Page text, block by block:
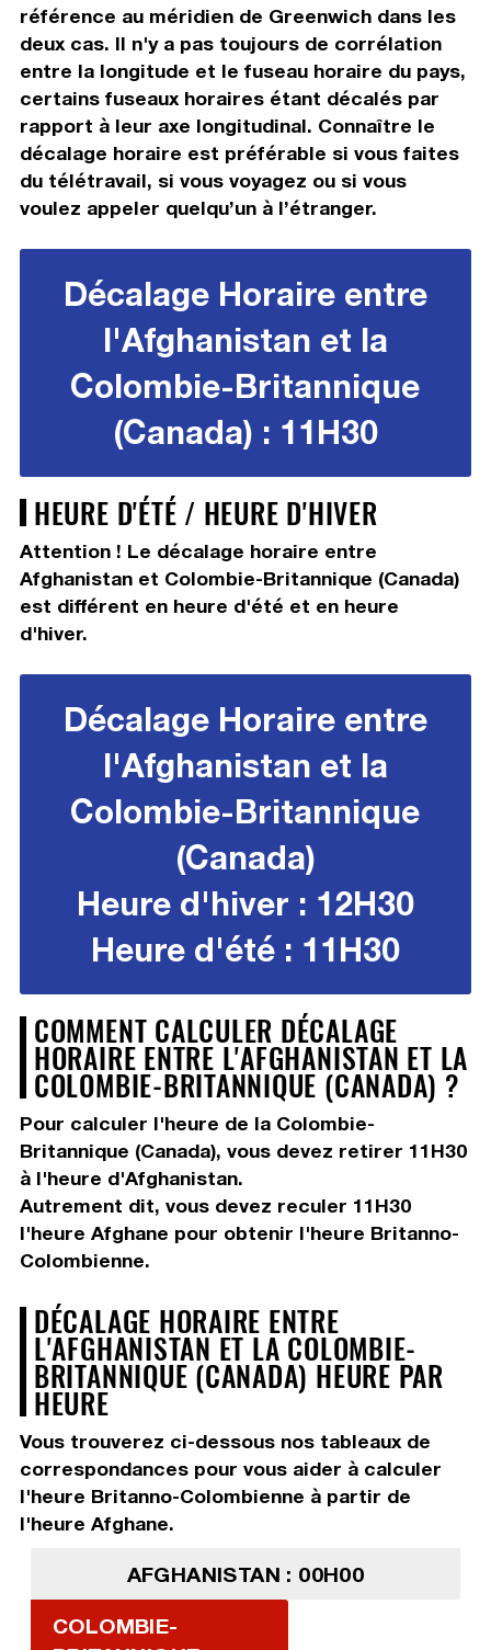
référence au méridien de Greenwich dans les
deux cas. Il n'y a pas toujours de corrélation
entre la longitude et le fuseau horaire du pays,
certains fuseaux horaires étant décalés par
rapport à leur axe longitudinal. Connaître le
décalage horaire est préférable si vous faites
du télétravail, si vous voyagez ou si vous
voulez appeler quelqu’un à l’étranger.
Décalage Horaire entre
l'Afghanistan et la
Colombie-Britannique
(Canada) : 11H30
HEURE D'ÉTÉ / HEURE D'HIVER
Attention ! Le décalage horaire entre
Afghanistan et Colombie-Britannique (Canada)
est différent en heure d'été et en heure
d'hiver.
Décalage Horaire entre
l'Afghanistan et la
Colombie-Britannique
(Canada)
Heure d'hiver : 12H30
Heure d'été : 11H30
COMMENT CALCULER DÉCALAGE
HORAIRE ENTRE L'AFGHANISTAN ET LA
COLOMBIE-BRITANNIQUE (CANADA) ?
Pour calculer l'heure de la Colombie-
Britannique (Canada), vous devez retirer 11H30
à l'heure d'Afghanistan.
Autrement dit, vous devez reculer 11H30
l'heure Afghane pour obtenir l'heure Britanno-
Colombienne.
DÉCALAGE HORAIRE ENTRE
L'AFGHANISTAN ET LA COLOMBIE-
BRITANNIQUE (CANADA) HEURE PAR
HEURE
Vous trouverez ci-dessous nos tableaux de
correspondances pour vous aider à calculer
l'heure Britanno-Colombienne à partir de
l'heure Afghane.
AFGHANISTAN : 00H00
COLOMBIE-